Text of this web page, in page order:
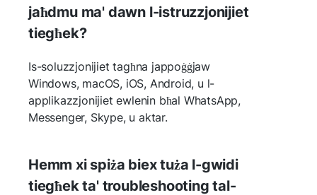
jaħdmu ma' dawn l-istruzzjonijiet
tiegħek?
Is-soluzzjonijiet tagħna jappoġġjaw
Windows, macOS, iOS, Android, u l-
applikazzjonijiet ewlenin bħal WhatsApp,
Messenger, Skype, u aktar.
Hemm xi spiża biex tuża l-gwidi
tiegħek ta' troubleshooting tal-